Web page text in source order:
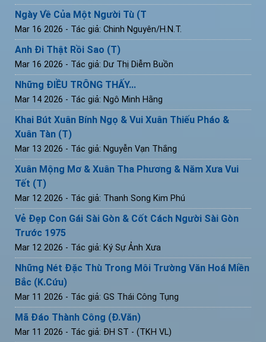
Ngày Về Của Một Người Tù (T
Mar 16 2026 - Tác giả: Chinh Nguyên/H.N.T.
Anh Đi Thật Rồi Sao (T)
Mar 16 2026 - Tác giả: Dư Thị Diễm Buồn
Những ĐIỀU TRÔNG THẤY...
Mar 14 2026 - Tác giả: Ngô Minh Hằng
Khai Bút Xuân Bính Ngọ & Vui Xuân Thiếu Pháo &
Xuân Tàn (T)
Mar 13 2026 - Tác giả: Nguyễn Vạn Thắng
Xuân Mộng Mơ & Xuân Tha Phương & Năm Xưa Vui
Tết (T)
Mar 12 2026 - Tác giả: Thanh Song Kim Phú
Vẻ Đẹp Con Gái Sài Gòn & Cốt Cách Người Sài Gòn
Trước 1975
Mar 12 2026 - Tác giả: Ký Sự Ảnh Xưa
Những Nét Đặc Thù Trong Môi Trường Văn Hoá Miền
Bắc (K.Cứu)
Mar 11 2026 - Tác giả: GS Thái Công Tụng
Mã Đáo Thành Công (Đ.Văn)
Mar 11 2026 - Tác giả: ĐH ST - (TKH VL)